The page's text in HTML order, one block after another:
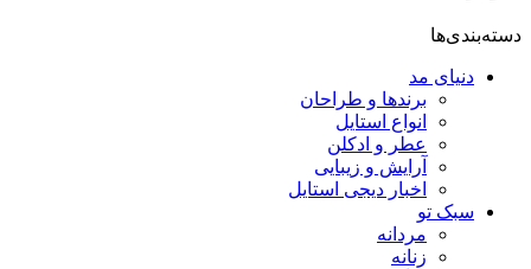
دسته‌بندی‌ها
دنیای مد
برندها و طراحان
انواع استایل
عطر و ادکلن
آرایش و زیبایی
اخبار دیجی استایل
سبک تو
مردانه
زنانه